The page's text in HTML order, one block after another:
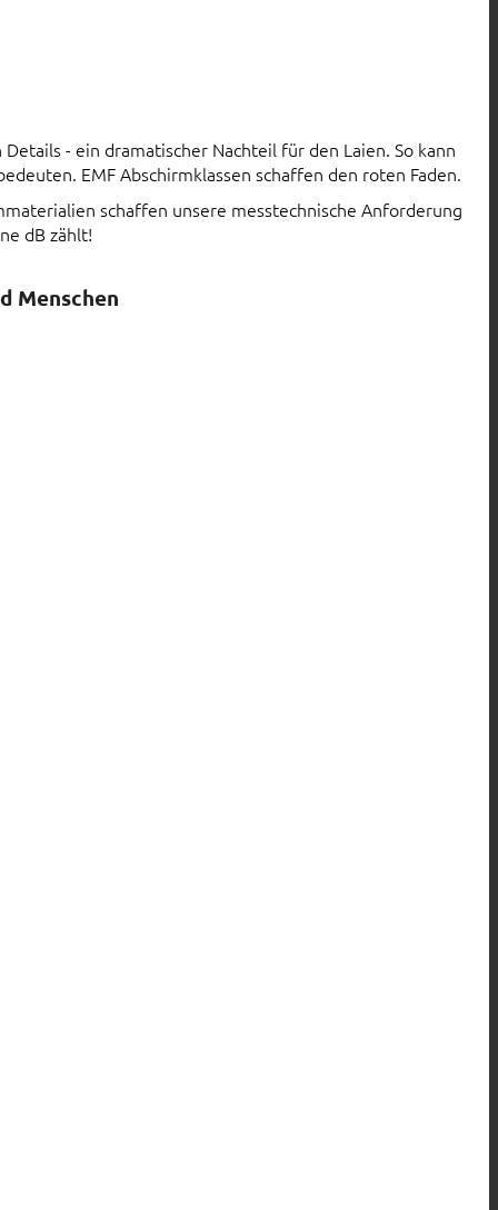
- ein dramatischer Nachteil für den Laien. So kann
EMF Abschirmklassen schaffen den roten Faden.
schaffen unsere messtechnische Anforderung
dB zählt!
Menschen